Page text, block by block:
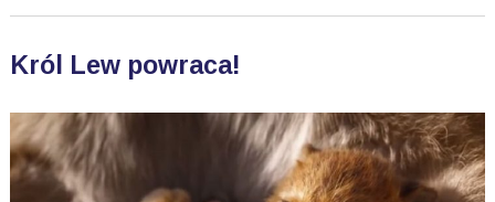
Król Lew powraca!